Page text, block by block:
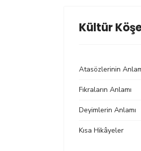
Kültür
Atasözlerinin
Fıkraların Anlamı
Deyimlerin Anlamı
Kısa Hikâyeler